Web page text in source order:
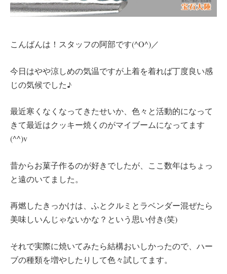
こんばんは！スタッフの阿部です(^O^)／
今日はやや涼しめの気温ですが上着を着れば丁度良い感
じの気候でした♪
最近寒くなくなってきたせいか、色々と活動的になって
きて最近はクッキー焼くのがマイブームになってます
(^^)v
昔からお菓子作るのが好きでしたが、ここ数年はちょっ
と遠のいてました。
再燃したきっかけは、ふとクルミとラベンダー混ぜたら
美味しいんじゃないかな？という思い付き(笑)
それで実際に焼いてみたら結構おいしかったので、ハー
ブの種類を増やしたりして色々試してます。